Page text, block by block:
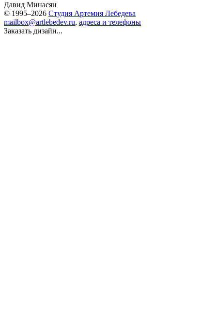
Давид Минасян
© 1995–2026 Студия Артемия Лебедева
mailbox@artlebedev.ru, адреса и телефоны
Заказать дизайн...